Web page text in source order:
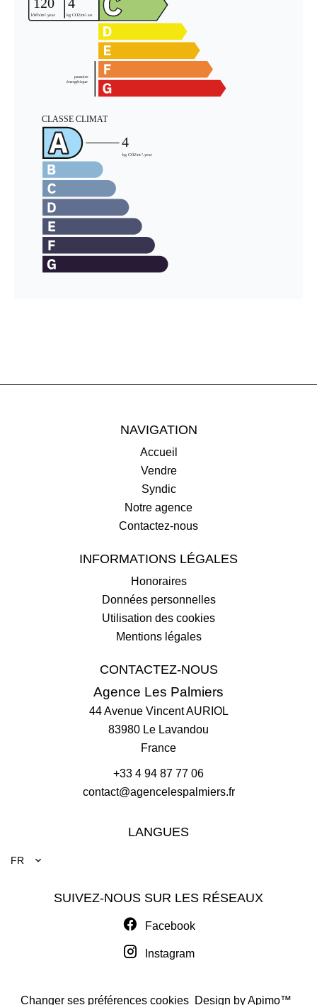
NAVIGATION
Accueil
Vendre
Syndic
Notre agence
Contactez-nous
INFORMATIONS LÉGALES
Honoraires
Données personnelles
Utilisation des cookies
Mentions légales
CONTACTEZ-NOUS
Agence Les Palmiers
44 Avenue Vincent AURIOL
83980 Le Lavandou
France
+33 4 94 87 77 06
contact@agencelespalmiers.fr
LANGUES
FR
SUIVEZ-NOUS SUR LES RÉSEAUX
Facebook
Instagram
Changer ses préférences cookies Design byApimo™